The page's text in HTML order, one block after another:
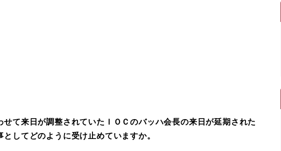
て来日が調整されていたＩＯＣのバッハ会長の来日が延期された
してどのように受け止めていますか。